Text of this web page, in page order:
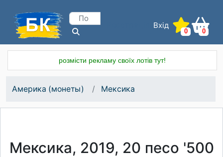
Вхід
0 0
розмісти рекламу своїх лотів тут!
Америка (монеты) Мексика
Мексика, 2019, 20 песо '500